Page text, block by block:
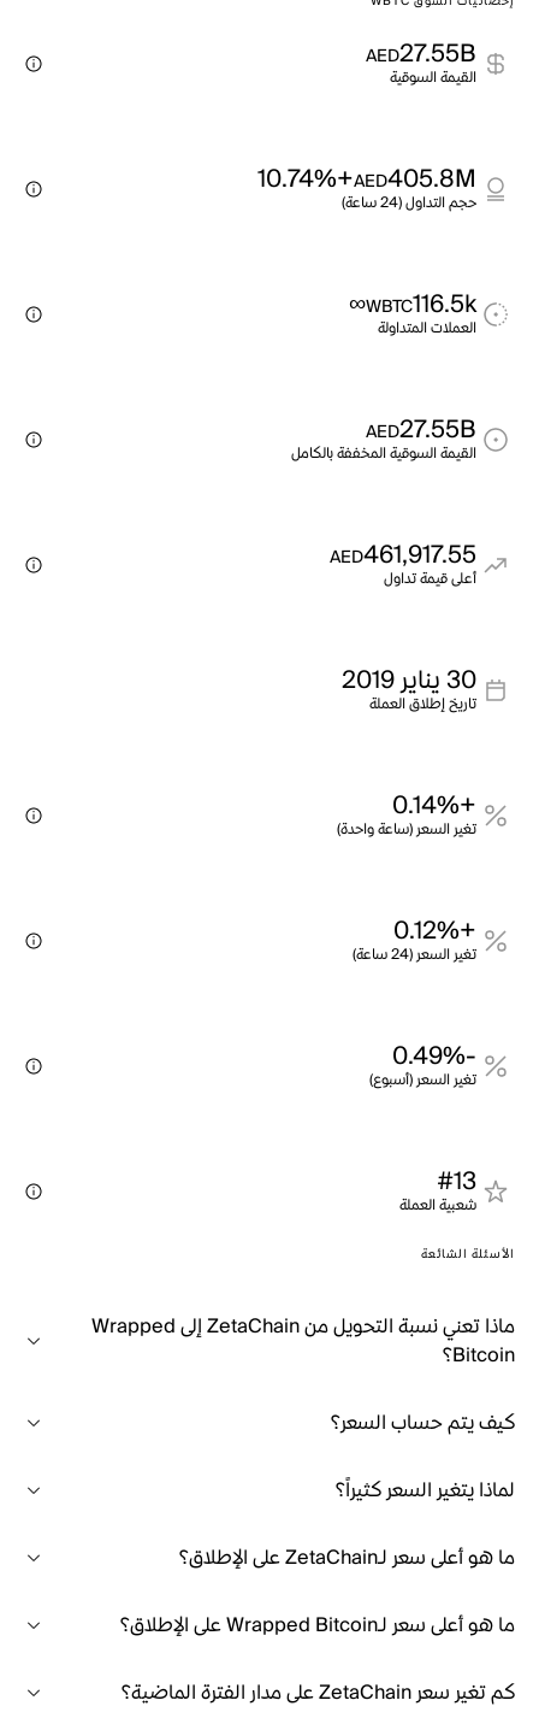
27.55B
AED
القيمة السوقية
405.8M
AED
+10.74%
حجم التداول (24 ساعة)
116.5k
WBTC
∞
العملات المتداولة
27.55B
AED
القيمة السوقية المخففة بالكامل
461,917.55
AED
أعلى قيمة تداول
30 يناير 2019
تاريخ إطلاق العملة
+0.14%
تغير السعر (ساعة واحدة)
+0.12%
تغير السعر (24 ساعة)
-0.49%
تغير السعر (أسبوع)
#13
شعبية العملة
الأسئلة الشائعة
ماذا تعني نسبة التحويل من ZetaChain إلى Wrapped
Bitcoin؟
كيف يتم حساب السعر؟
لماذا يتغير السعر كثيراً؟
ما هو أعلى سعر لـZetaChain على الإطلاق؟
ما هو أعلى سعر لـWrapped Bitcoin على الإطلاق؟
كم تغير سعر ZetaChain على مدار الفترة الماضية؟